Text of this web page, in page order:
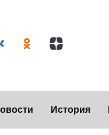
История